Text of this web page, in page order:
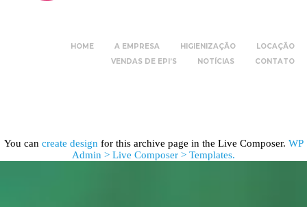
HOME A EMPRESA HIGIENIZAÇÃO
LOCAÇÃO
VENDAS DE EPI’S
NOTÍCIAS CONTATO
You can create design for this archive page in the Live Composer. WP
Admin > Live Composer > Templates.